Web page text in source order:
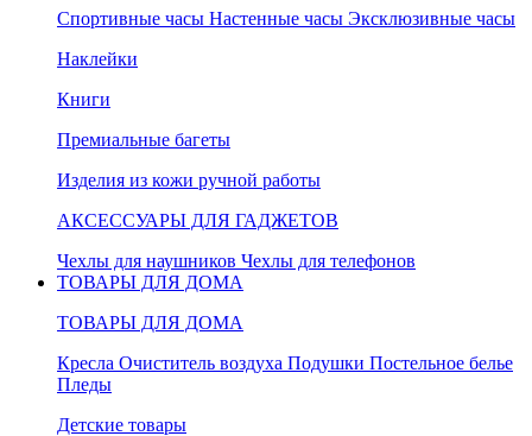
Спортивные часы Настенные часы Эксклюзивные часы
Наклейки
Книги
Премиальные багеты
Изделия из кожи ручной работы
АКСЕССУАРЫ ДЛЯ ГАДЖЕТОВ
Чехлы для наушников Чехлы для телефонов
ТОВАРЫ ДЛЯ ДОМА
ТОВАРЫ ДЛЯ ДОМА
Кресла Очиститель воздуха Подушки Постельное белье
Пледы
Детские товары